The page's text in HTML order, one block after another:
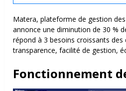
Matera, plateforme de gestion
annonce une diminution de 30 %
répond à 3 besoins croissants des
transparence, facilité de gestion,
Fonctionnement